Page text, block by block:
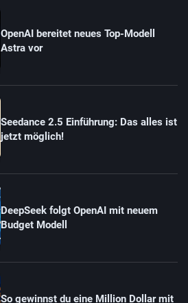
OpenAI bereitet neues Top-Modell
Astra vor
Seedance 2.5 Einführung: Das alles ist
jetzt möglich!
DeepSeek folgt OpenAI mit neuem
Budget Modell
So gewinnst du eine Million Dollar mit